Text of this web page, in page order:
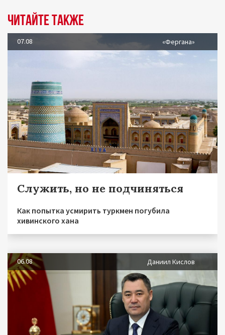
Читайте также
07.08 «Фергана»
Служить, но не подчиняться
Как попытка усмирить туркмен погубила
хивинского хана
06.08 Даниил Кислов